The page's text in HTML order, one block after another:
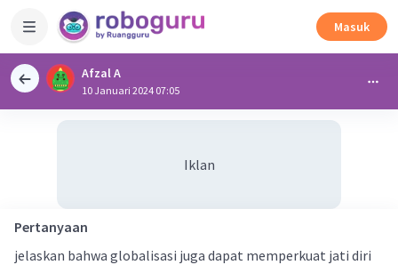
Masuk
Afzal A
10 Januari 2024 07:05
Iklan
Pertanyaan
jelaskan bahwa globalisasi juga dapat memperkuat jati diri